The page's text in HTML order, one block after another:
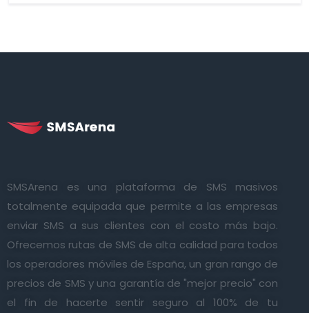
SMSArena es una plataforma de SMS masivos
totalmente equipada que permite a las empresas
enviar SMS a sus clientes con el costo más bajo.
Ofrecemos rutas de SMS de alta calidad para todos
los operadores móviles de España, un gran rango de
precios de SMS y una garantía de "mejor precio" con
el fin de hacerte sentir seguro al 100% de tu